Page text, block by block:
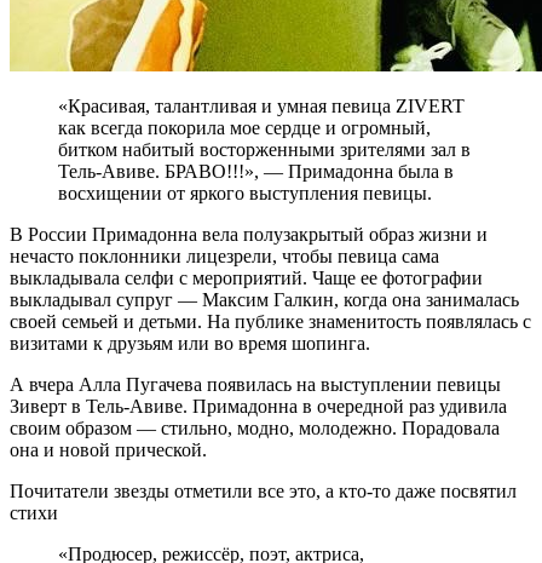
«Красивая, талантливая и умная певица ZIVERT
как всегда покорила мое сердце и огромный,
битком набитый восторженными зрителями зал в
Тель-Авиве. БРАВО!!!», — Примадонна была в
восхищении от яркого выступления певицы.
В России Примадонна вела полузакрытый образ жизни и
нечасто поклонники лицезрели, чтобы певица сама
выкладывала селфи с мероприятий. Чаще ее фотографии
выкладывал супруг — Максим Галкин, когда она занималась
своей семьей и детьми. На публике знаменитость появлялась с
визитами к друзьям или во время шопинга.
А вчера Алла Пугачева появилась на выступлении певицы
Зиверт в Тель-Авиве. Примадонна в очередной раз удивила
своим образом — стильно, модно, молодежно. Порадовала
она и новой прической.
Почитатели звезды отметили все это, а кто-то даже посвятил
стихи
«Продюсер, режиссёр, поэт, актриса,